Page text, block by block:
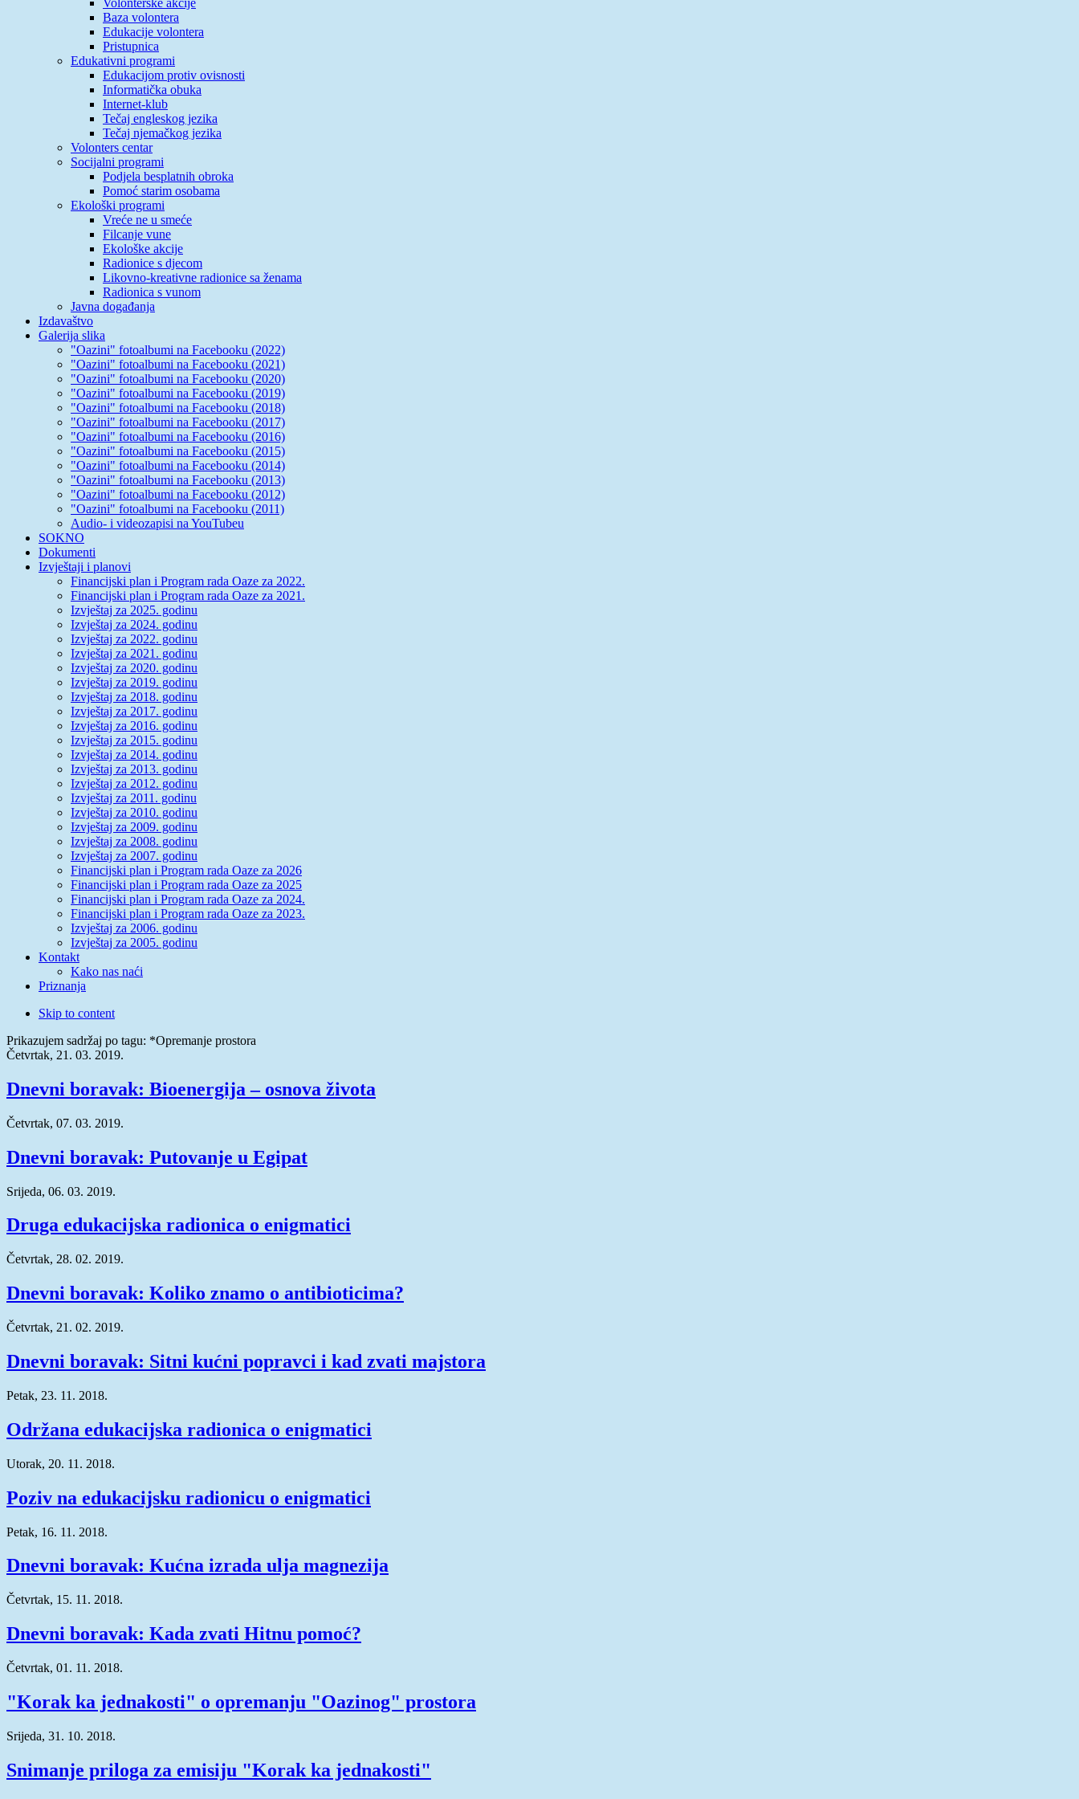
Baza volontera
Edukacije volontera
Pristupnica
Edukativni programi
Edukacijom protiv ovisnosti
Informatička obuka
Internet-klub
Tečaj engleskog jezika
Tečaj njemačkog jezika
Volonters centar
Socijalni programi
Podjela besplatnih obroka
Pomoć starim osobama
Ekološki programi
Vreće ne u smeće
Filcanje vune
Ekološke akcije
Radionice s djecom
Likovno-kreativne radionice sa ženama
Radionica s vunom
Javna događanja
Izdavaštvo
Galerija slika
"Oazini" fotoalbumi na Facebooku (2022)
"Oazini" fotoalbumi na Facebooku (2021)
"Oazini" fotoalbumi na Facebooku (2020)
"Oazini" fotoalbumi na Facebooku (2019)
"Oazini" fotoalbumi na Facebooku (2018)
"Oazini" fotoalbumi na Facebooku (2017)
"Oazini" fotoalbumi na Facebooku (2016)
"Oazini" fotoalbumi na Facebooku (2015)
"Oazini" fotoalbumi na Facebooku (2014)
"Oazini" fotoalbumi na Facebooku (2013)
"Oazini" fotoalbumi na Facebooku (2012)
"Oazini" fotoalbumi na Facebooku (2011)
Audio- i videozapisi na YouTubeu
SOKNO
Dokumenti
Izvještaji i planovi
Financijski plan i Program rada Oaze za 2022.
Financijski plan i Program rada Oaze za 2021.
Izvještaj za 2025. godinu
Izvještaj za 2024. godinu
Izvještaj za 2022. godinu
Izvještaj za 2021. godinu
Izvještaj za 2020. godinu
Izvještaj za 2019. godinu
Izvještaj za 2018. godinu
Izvještaj za 2017. godinu
Izvještaj za 2016. godinu
Izvještaj za 2015. godinu
Izvještaj za 2014. godinu
Izvještaj za 2013. godinu
Izvještaj za 2012. godinu
Izvještaj za 2011. godinu
Izvještaj za 2010. godinu
Izvještaj za 2009. godinu
Izvještaj za 2008. godinu
Izvještaj za 2007. godinu
Financijski plan i Program rada Oaze za 2026
Financijski plan i Program rada Oaze za 2025
Financijski plan i Program rada Oaze za 2024.
Financijski plan i Program rada Oaze za 2023.
Izvještaj za 2006. godinu
Izvještaj za 2005. godinu
Kontakt
Kako nas naći
Priznanja
Skip to content
Prikazujem sadržaj po tagu: *Opremanje prostora
Četvrtak, 21. 03. 2019.
Dnevni boravak: Bioenergija – osnova života
Četvrtak, 07. 03. 2019.
Dnevni boravak: Putovanje u Egipat
Srijeda, 06. 03. 2019.
Druga edukacijska radionica o enigmatici
Četvrtak, 28. 02. 2019.
Dnevni boravak: Koliko znamo o antibioticima?
Četvrtak, 21. 02. 2019.
Dnevni boravak: Sitni kućni popravci i kad zvati majstora
Petak, 23. 11. 2018.
Održana edukacijska radionica o enigmatici
Utorak, 20. 11. 2018.
Poziv na edukacijsku radionicu o enigmatici
Petak, 16. 11. 2018.
Dnevni boravak: Kućna izrada ulja magnezija
Četvrtak, 15. 11. 2018.
Dnevni boravak: Kada zvati Hitnu pomoć?
Četvrtak, 01. 11. 2018.
"Korak ka jednakosti" o opremanju "Oazinog" prostora
Srijeda, 31. 10. 2018.
Snimanje priloga za emisiju "Korak ka jednakosti"